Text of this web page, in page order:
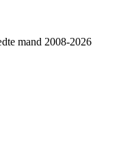
mand 2008-2026